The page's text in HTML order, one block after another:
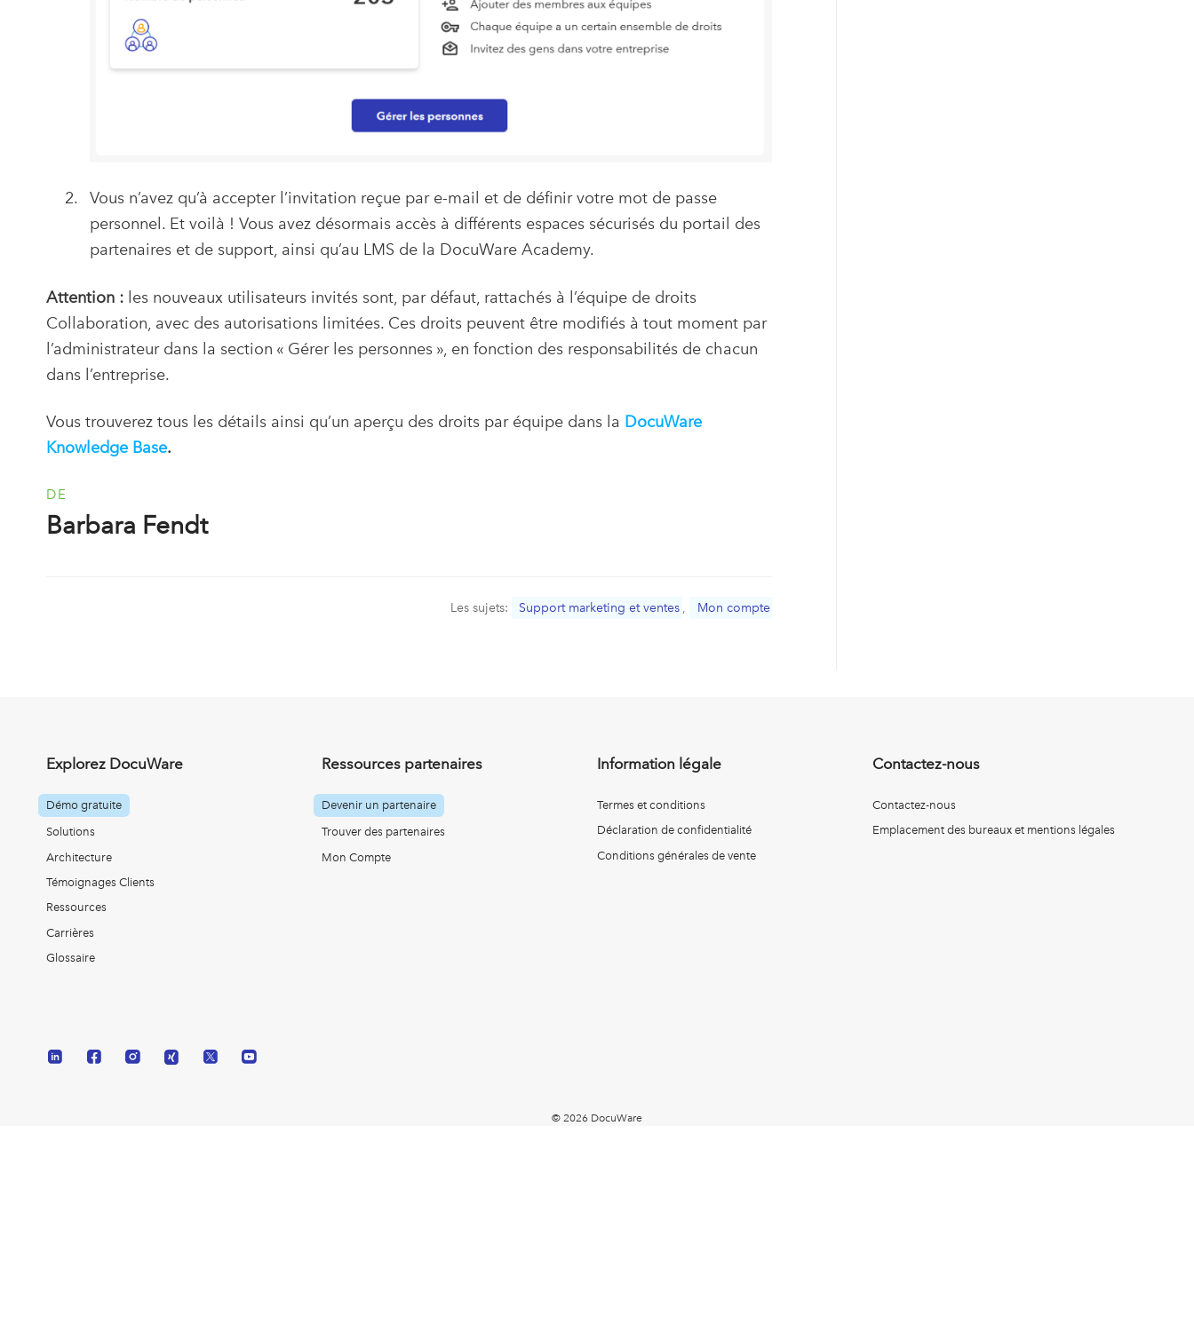
Vous n’avez qu’à accepter l’invitation reçue par e-mail et de définir votre mot de passe
personnel. Et voilà ! Vous avez désormais accès à différents espaces sécurisés du portail des
partenaires et de support, ainsi qu’au LMS de la DocuWare Academy.
Attention : les nouveaux utilisateurs invités sont, par défaut, rattachés à l’équipe de droits
Collaboration, avec des autorisations limitées. Ces droits peuvent être modifiés à tout moment par
l’administrateur dans la section « Gérer les personnes », en fonction des responsabilités de chacun
dans l’entreprise.
Vous trouverez tous les détails ainsi qu’un aperçu des droits par équipe dans la DocuWare
Knowledge Base.
DE
Barbara Fendt
Les sujets: Support marketing et ventes , Mon compte
Explorez DocuWare
Démo gratuite
Solutions
Architecture
Témoignages Clients
Ressources
Carrières
Glossaire
Ressources partenaires
Devenir un partenaire
Trouver des partenaires
Mon Compte
Information légale
Termes et conditions
Déclaration de confidentialité
Conditions générales de vente
Contactez-nous
Contactez-nous
Emplacement des bureaux et mentions légales
© 2026 DocuWare